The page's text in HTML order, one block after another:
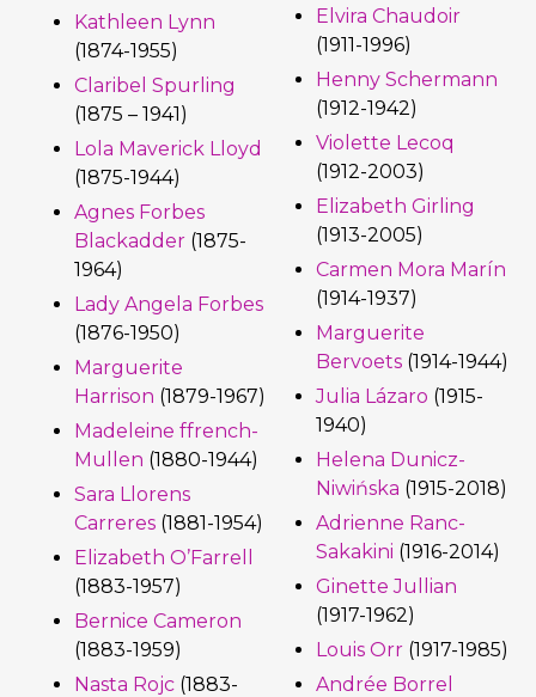
Kathleen Lynn
(1874-1955)
Claribel Spurling
(1875 – 1941)
Lola Maverick Lloyd
(1875-1944)
Agnes Forbes
Blackadder (1875-
1964)
Lady Angela Forbes
(1876-1950)
Marguerite
Harrison (1879-1967)
Madeleine ffrench-
Mullen (1880-1944)
Sara Llorens
Carreres (1881-1954)
Elizabeth O’Farrell
(1883-1957)
Bernice Cameron
(1883-1959)
Nasta Rojc (1883-
Elvira Chaudoir
(1911-1996)
Henny Schermann
(1912-1942)
Violette Lecoq
(1912-2003)
Elizabeth Girling
(1913-2005)
Carmen Mora Marín
(1914-1937)
Marguerite
Bervoets (1914-1944)
Julia Lázaro (1915-
1940)
Helena Dunicz-
Niwińska (1915-2018)
Adrienne Ranc-
Sakakini (1916-2014)
Ginette Jullian
(1917-1962)
Louis Orr (1917-1985)
Andrée Borrel